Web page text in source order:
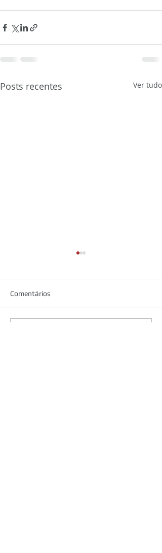
Posts recentes Ver tudo
Sitatapatra - Dukkar
Comentários